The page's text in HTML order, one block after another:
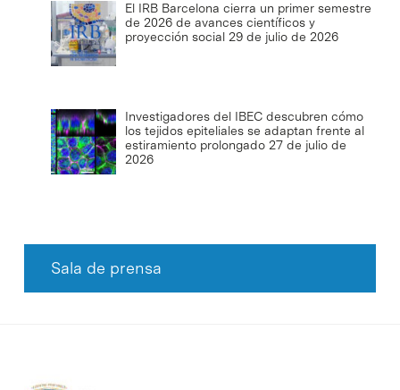
El IRB Barcelona cierra un primer semestre
de 2026 de avances científicos y
proyección social 29 de julio de 2026
Investigadores del IBEC descubren cómo
los tejidos epiteliales se adaptan frente al
estiramiento prolongado 27 de julio de
2026
Sala de prensa